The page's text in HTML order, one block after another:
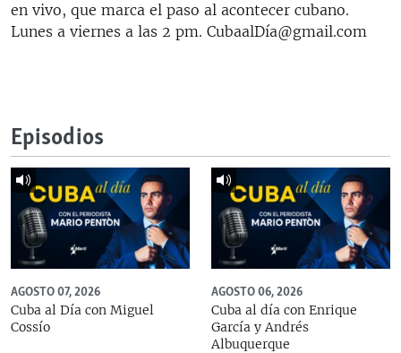
LOS SANTOS DE HIALEAH
en vivo, que marca el paso al acontecer cubano.
Lunes a viernes a las 2 pm. CubaalDía@gmail.com
Episodios
AGOSTO 07, 2026
Cuba al Día con Miguel
Cossío
AGOSTO 06, 2026
Cuba al día con Enrique
García y Andrés
Albuquerque